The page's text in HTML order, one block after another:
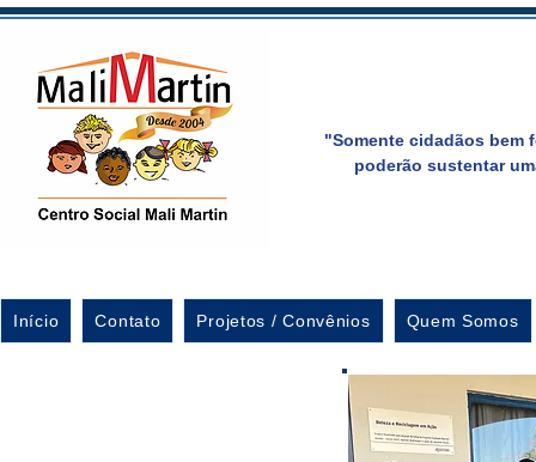
"Somente cidadãos bem
poderão sustentar
Início Contato Projetos / Convênios Quem Somos